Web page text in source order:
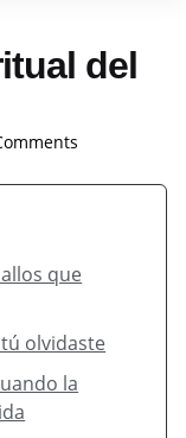
del
que
olvidaste
la